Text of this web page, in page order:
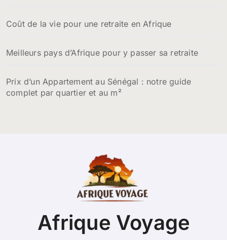
Coût de la vie pour une retraite en Afrique
Meilleurs pays d’Afrique pour y passer sa retraite
Prix d’un Appartement au Sénégal : notre guide
complet par quartier et au m²
Afrique Voyage